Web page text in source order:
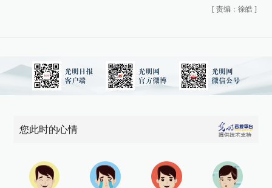
[ 责编：徐皓 ]
您此时的心情